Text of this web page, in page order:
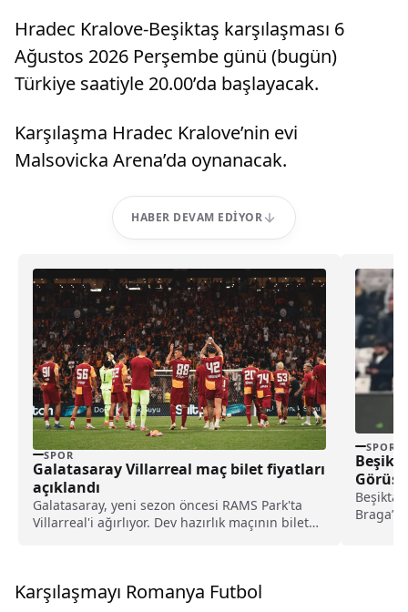
Hradec Kralove-Beşiktaş karşılaşması 6
Ağustos 2026 Perşembe günü (bugün)
Türkiye saatiyle 20.00’da başlayacak.
Karşılaşma Hradec Kralove’nin evi
Malsovicka Arena’da oynanacak.
HABER DEVAM EDIYOR
SPOR
Galatasaray Villarreal maç bilet fiyatları
açıklandı
Galatasaray, yeni sezon öncesi RAMS Park'ta
Villarreal'i ağırlıyor. Dev hazırlık maçının bilet
SPOR
Karşılaşmayı Romanya Futbol